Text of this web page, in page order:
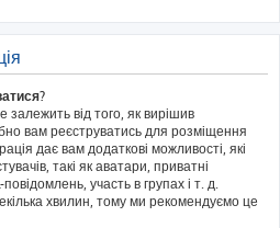
від того, як вирішив
вам реєструватись для розміщення
дає вам додаткові можливості, які
такі як аватари, приватні
участь в групах і т. д.
хвилин, тому ми рекомендуємо це